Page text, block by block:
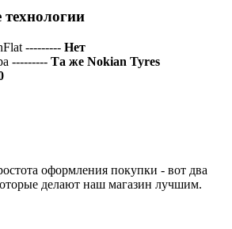
--------- Нет
--------- Та же Nokian Tyres
оформления покупки - вот два
делают наш магазин лучшим.